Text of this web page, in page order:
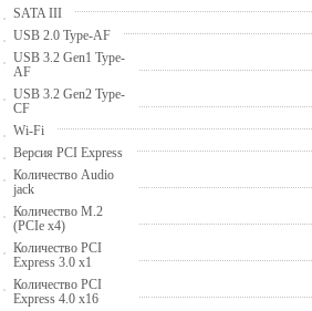
SATA III
USB 2.0 Type-AF
USB 3.2 Gen1 Type-
AF
USB 3.2 Gen2 Type-
CF
Wi-Fi
Версия PCI Express
Количество Audio
jack
Количество M.2
(PCIe x4)
Количество PCI
Express 3.0 x1
Количество PCI
Express 4.0 x16